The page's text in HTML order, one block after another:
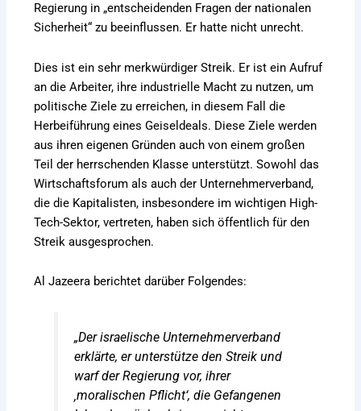
Regierung in „entscheidenden Fragen der nationalen
Sicherheit“ zu beeinflussen. Er hatte nicht unrecht.
Dies ist ein sehr merkwürdiger Streik. Er ist ein Aufruf
an die Arbeiter, ihre industrielle Macht zu nutzen, um
politische Ziele zu erreichen, in diesem Fall die
Herbeiführung eines Geiseldeals. Diese Ziele werden
aus ihren eigenen Gründen auch von einem großen
Teil der herrschenden Klasse unterstützt. Sowohl das
Wirtschaftsforum als auch der Unternehmerverband,
die die Kapitalisten, insbesondere im wichtigen High-
Tech-Sektor, vertreten, haben sich öffentlich für den
Streik ausgesprochen.
Al Jazeera berichtet darüber Folgendes:
„Der israelische Unternehmerverband
erklärte, er unterstütze den Streik und
warf der Regierung vor, ihrer
‚moralischen Pflicht‘, die Gefangenen